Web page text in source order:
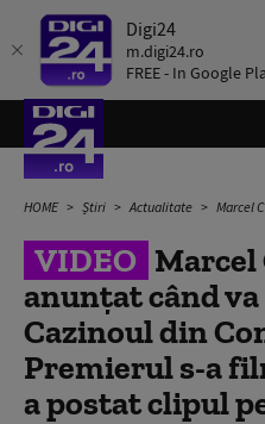
Digi24
m.digi24.ro
FREE - In Google
HOME Știri Actualitate Marcel Ciolacu a
VIDEO Marcel
anunțat când
Cazinoul din
Premierul s-a
a postat clipul